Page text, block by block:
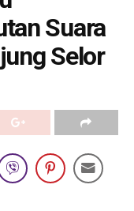
Suara
Selor